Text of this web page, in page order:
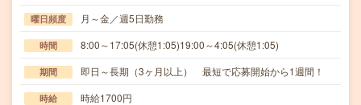
曜日頻度 月～金／週5日勤務
時間 8:00～17:05(休憩1:05)19:00～4:05(休憩1:05)
期間 即日～長期（3ヶ月以上） 最短で応募開始から1週間！
時給 時給1700円